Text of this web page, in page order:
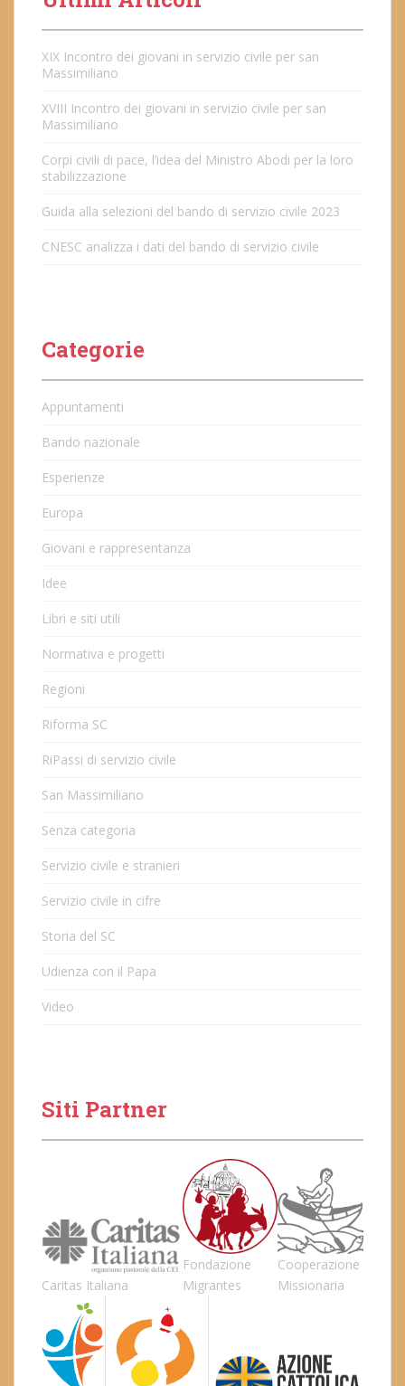
XIX Incontro dei giovani in servizio civile per san
Massimiliano
XVIII Incontro dei giovani in servizio civile per san
Massimiliano
Corpi civili di pace, l’idea del Ministro Abodi per la loro
stabilizzazione
Guida alla selezioni del bando di servizio civile 2023
CNESC analizza i dati del bando di servizio civile
Categorie
Appuntamenti
Bando nazionale
Esperienze
Europa
Giovani e rappresentanza
Idee
Libri e siti utili
Normativa e progetti
Regioni
Riforma SC
RiPassi di servizio civile
San Massimiliano
Senza categoria
Servizio civile e stranieri
Servizio civile in cifre
Storia del SC
Udienza con il Papa
Video
Siti Partner
Caritas Italiana
Fondazione
Migrantes
Cooperazione
Missionaria